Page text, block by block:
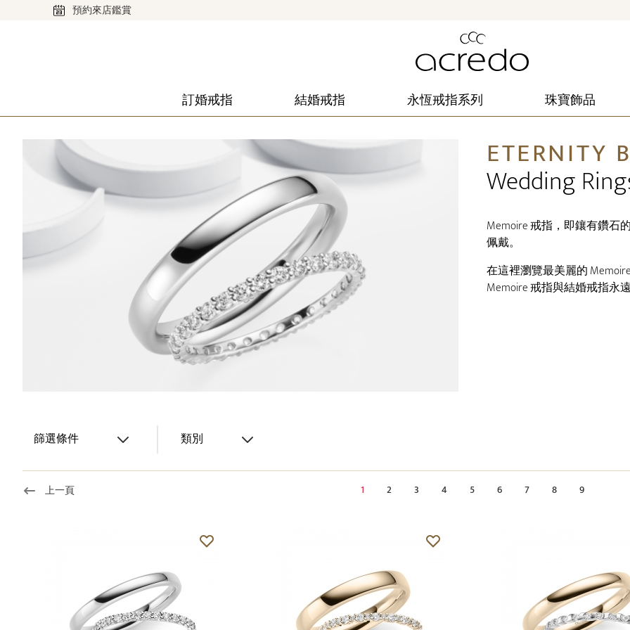
預約來店鑑賞
訂婚戒指 結婚戒指 永恆戒指系列 珠寶飾品
ETERNITY
Wedding
Memoire 戒指，即鑲有鑽石
佩戴。
在這裡瀏覽最美麗的
Memoire 戒指與結婚戒指永
篩選條件 類別
上一頁 1 2 3 4 5 6 7 8 9